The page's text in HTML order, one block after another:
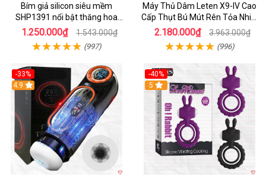
Bím giả silicon siêu mềm
SHP1391 nổi bật thăng hoa
hoàn hảo
1.250.000₫ 1.543.000₫
(997)
Máy Thủ Dâm Leten X9-IV Cao
Cấp Thụt Bú Mút Rên Tỏa Nhiệt
Sạc Pin
2.180.000₫ 3.963.000₫
(996)
-33%
Hot
4.9
-40%
5